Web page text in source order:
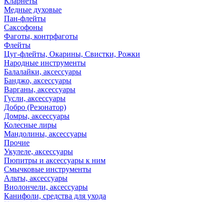
Медные духовые
Пан-флейты
Саксофоны
Фаготы, контрфаготы
Флейты
Цуг-флейты, Окарины, Свистки, Рожки
Народные инструменты
Балалайки, аксессуары
Банджо, аксессуары
Варганы, аксессуары
Гусли, аксессуары
Добро (Резонатор)
Домры, аксессуары
Колесные лиры
Мандолины, аксессуары
Прочие
Укулеле, аксессуары
Пюпитры и аксессуары к ним
Смычковые инструменты
Альты, аксессуары
Виолончели, аксессуары
Канифоли, средства для ухода